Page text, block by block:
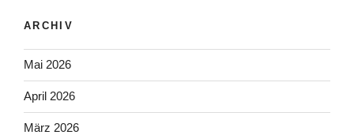
ARCHIV
Mai 2026
April 2026
März 2026